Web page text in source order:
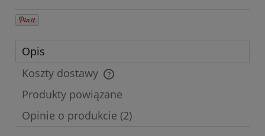
Opis
Koszty dostawy
Cena nie zawiera ewentualnych kosztów płatności
Produkty powiązane
Opinie o produkcie (2)